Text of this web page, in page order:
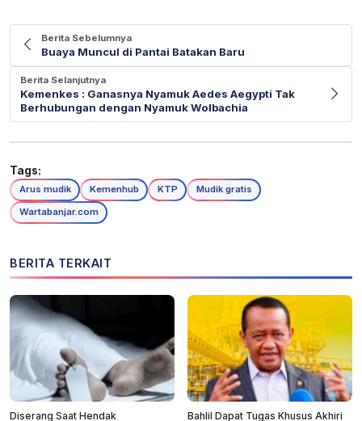
Berita Sebelumnya
Buaya Muncul di Pantai Batakan Baru
Berita Selanjutnya
Kemenkes : Ganasnya Nyamuk Aedes Aegypti Tak
Berhubungan dengan Nyamuk Wolbachia
Tags:
Arus mudik Kemenhub KTP
Mudik gratis
Wartabanjar.com
BERITA TERKAIT
Diserang Saat Hendak Bahlil Dapat Tugas Khusus Akhiri